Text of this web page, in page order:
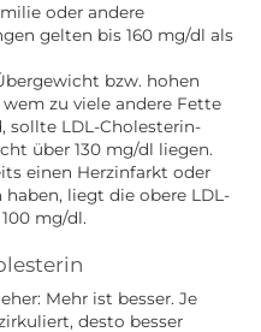
oder andere
gelten bis 160 mg/dl als
bzw. hohen
zu viele andere Fette
sollte LDL-Cholesterin-
über 130 mg/dl liegen.
einen Herzinfarkt oder
liegt die obere LDL-
mg/dl.
Mehr ist besser. Je
desto besser